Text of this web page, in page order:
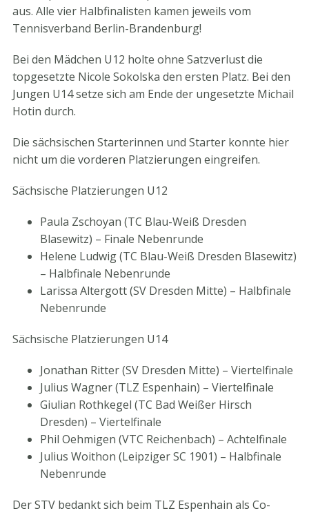
aus. Alle vier Halbfinalisten kamen jeweils vom
Tennisverband Berlin-Brandenburg!
Bei den Mädchen U12 holte ohne Satzverlust die
topgesetzte Nicole Sokolska den ersten Platz. Bei den
Jungen U14 setze sich am Ende der ungesetzte Michail
Hotin durch.
Die sächsischen Starterinnen und Starter konnte hier
nicht um die vorderen Platzierungen eingreifen.
Sächsische Platzierungen U12
Paula Zschoyan (TC Blau-Weiß Dresden
Blasewitz) – Finale Nebenrunde
Helene Ludwig (TC Blau-Weiß Dresden Blasewitz)
– Halbfinale Nebenrunde
Larissa Altergott (SV Dresden Mitte) – Halbfinale
Nebenrunde
Sächsische Platzierungen U14
Jonathan Ritter (SV Dresden Mitte) – Viertelfinale
Julius Wagner (TLZ Espenhain) – Viertelfinale
Giulian Rothkegel (TC Bad Weißer Hirsch
Dresden) – Viertelfinale
Phil Oehmigen (VTC Reichenbach) – Achtelfinale
Julius Woithon (Leipziger SC 1901) – Halbfinale
Nebenrunde
Der STV bedankt sich beim TLZ Espenhain als Co-